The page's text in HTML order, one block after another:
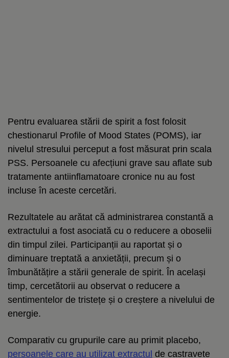
Pentru evaluarea stării de spirit a fost folosit
chestionarul Profile of Mood States (POMS), iar
nivelul stresului perceput a fost măsurat prin scala
PSS. Persoanele cu afecțiuni grave sau aflate sub
tratamente antiinflamatoare cronice nu au fost
incluse în aceste cercetări.
Rezultatele au arătat că administrarea constantă a
extractului a fost asociată cu o reducere a oboselii
din timpul zilei. Participanții au raportat și o
diminuare treptată a anxietății, precum și o
îmbunătățire a stării generale de spirit. În același
timp, cercetătorii au observat o reducere a
sentimentelor de tristețe și o creștere a nivelului de
energie.
Comparativ cu grupurile care au primit placebo,
persoanele care au utilizat extractul de castravete